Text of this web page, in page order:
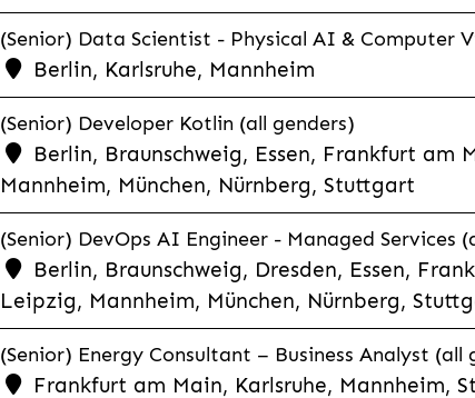
(Senior) Data Scientist - Physical AI & Computer
Berlin, Karlsruhe, Mannheim
(Senior) Developer Kotlin (all genders)
Berlin, Braunschweig, Essen, Frankfurt am
Mannheim, München, Nürnberg, Stuttgart
(Senior) DevOps AI Engineer - Managed Services
Berlin, Braunschweig, Dresden, Essen,
Leipzig, Mannheim, München, Nürnberg,
(Senior) Energy Consultant – Business Analyst (all
Frankfurt am Main, Karlsruhe, Mannheim,